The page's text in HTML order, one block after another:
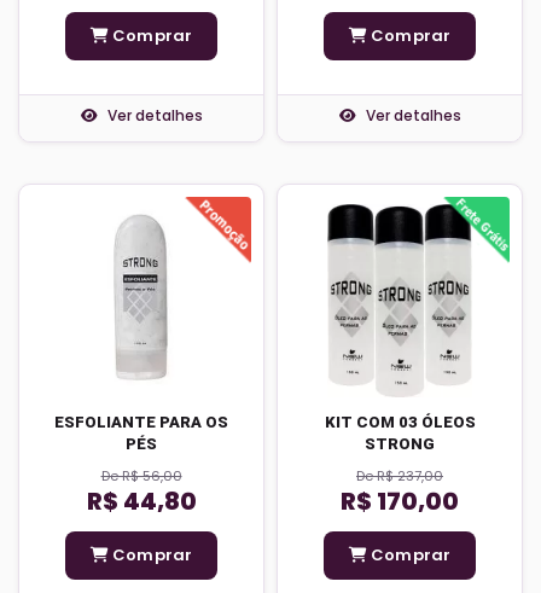
Comprar
Ver detalhes
Comprar
Ver detalhes
ESFOLIANTE PARA OS
PÉS
De R$ 56,00
R$ 44,80
Comprar
KIT COM 03 ÓLEOS
STRONG
De R$ 237,00
R$ 170,00
Comprar